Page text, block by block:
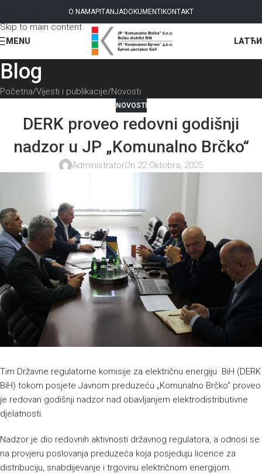
Skip to navigation
Skip to main content
O NAMAPITANJADOKUMENTI KONTAKT
MENU LAT
Blog
Početna Vijesti i publikacije Novosti
NOVOSTI
DERK proveo redovni godišnji
nadzor u JP „Komunalno Brčko“
AdministratorOn 22 Oktobra, 2025
Tim Državne regulatorne komisije za električnu energiju BiH (DERK
BiH) tokom posjete Javnom preduzeću „Komunalno Brčko“ proveo
je redovan godišnji nadzor nad obavljanjem elektrodistributivne
djelatnosti.
Nadzor je dio redovnih aktivnosti državnog regulatora, a odnosi se
na provjeru poslovanja preduzeća koja posjeduju licence za
distribuciju, snabdijevanje i trgovinu električnom energijom.